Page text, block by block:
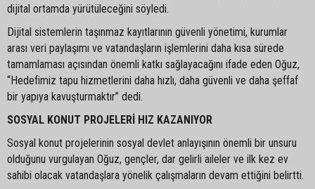
dijital ortamda yürütüleceğini söyledi.
Dijital sistemlerin taşınmaz kayıtlarının güvenli yönetimi, kurumlar
arası veri paylaşımı ve vatandaşların işlemlerini daha kısa sürede
tamamlaması açısından önemli katkı sağlayacağını ifade eden Oğuz,
“Hedefimiz tapu hizmetlerini daha hızlı, daha güvenli ve daha şeffaf
bir yapıya kavuşturmaktır” dedi.
SOSYAL KONUT PROJELERİ HIZ KAZANIYOR
Sosyal konut projelerinin sosyal devlet anlayışının önemli bir unsuru
olduğunu vurgulayan Oğuz, gençler, dar gelirli aileler ve ilk kez ev
sahibi olacak vatandaşlara yönelik çalışmaların devam ettiğini belirtti.